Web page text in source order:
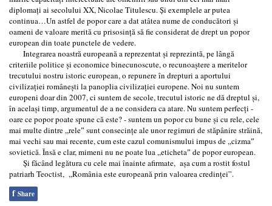
diplomaţi ai secolului XX, Nicolae Titulescu. Şi exemplele ar putea
continua…Un astfel de popor care a dat atâtea nume de conducători şi
oameni de valoare merită cu prisosinţă să fie considerat de drept un popor
european din toate punctele de vedere.
Integrarea noastră europeană a reprezentat şi reprezintă, pe lângă
criteriile politice şi economice binecunoscute, o recunoaştere a meritelor
trecutului nostru istoric european, o repunere în drepturi a aportului
civilizaţiei româneşti la panoplia civilizaţiei europene. Noi nu suntem
europeni doar din 2007, ci suntem de secole, trecutul istoric ne dă dreptul şi,
în acelaşi timp, argumentul de a ne considera ca atare. Nu suntem perfecţi -
oare ce popor poate spune că este? - suntem un popor cu bune şi cu rele, cele
mai multe dintre ,,releˮ sunt consecinţe ale unor regimuri de stăpânire străină,
mai vechi sau mai recente, cum este cazul comunismului impus de ,,cizmaˮ
sovietică. Însă e clar, mimeni nu ne poate lua ,,etichetaˮ de popor european.
Şi făcând legătura cu cele mai înainte afirmate, aşa cum a rostit fostul
patriarh Teoctist, ,,România este europeană prin valoarea credinţei”.
f Share